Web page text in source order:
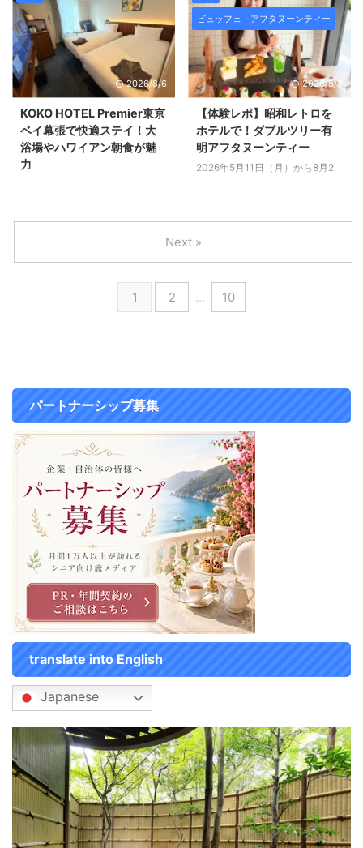
インマスカットと桃のアフタヌー
ンティー～」を体験しました。
この記事では実際に楽しんだ感想
と、 開催期間・料金・メニュー
などの情報をまとめて紹介しま
す。 爽やかなシャインマスカッ
トと、白桃・黄桃・赤桃の贅沢な
組み合わせが魅力のアフタヌーン
ティーなので、 「ロイヤルパー
クホテル アフタヌーンティー」
ってどんな感じ？ と気になって
ったことはありませんか？ そん
な方にぴったりなのが、ハイアッ
トリージェンシー東京ベイの「ハ
イティー」。 スイーツよりセイ
ボリーが充実した、ディナータイ
ムならではの大人のご褒美スタイ
ルです。 ヴーヴクリコのシャン
パンが飲み放題のプランもあっ
て、母娘のお誕生日祝いや、女友
達との特別な夜にも最高でした
ハイティーってアフタヌーン
2026/8/6
KOKO HOTEL Premier東京
ベイ幕張で快適ステイ！大
浴場やハワイアン朝食が魅
力
張を訪れる方の新しい滞在拠点と
して注目を集めています。 オー
プニング内覧会にお邪魔してきた
ので、ホテルの魅力を詳しくレポ
札南口より徒歩1分という好立
地。 幕張メッセや大型 ...
ビュッフェ・アフタヌーンティー
2026/8/3
【体験レポ】昭和レトロを
ホテルで！ダブルツリー有
明アフタヌーンティー
2026年5月11日（月）から8月2
グ「SAUS」にて開催されていま
す。 今回のテーマは、どこか懐
かしい、昭和の喫茶店。 プリン
アラモード、いちごのショートケ
ーキ、メロンソーダ 世代を超え
...
1 2 … 10
Next »
パートナーシップ募集
translate into English
Japanese